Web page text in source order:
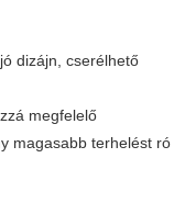
dizájn, cserélhető
megfelelő
magasabb terhelést ró